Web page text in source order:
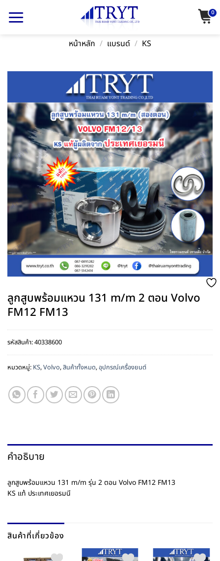
0
หน้าหลัก / แบรนด์ / KS
ลูกสูบพร้อมแหวน 131 m/m 2 ตอน Volvo
FM12 FM13
รหัสสินค้า:40338600
หมวดหมู่: KS,Volvo,สินค้าทั้งหมด,อุปกรณ์เครื่องยนต์
คำอธิบาย
ลูกสูบพร้อมแหวน 131 m/m รุ่น 2 ตอน Volvo FM12 FM13
KS แท้ ประเทศเยอรมนี
สินค้าที่เกี่ยวข้อง